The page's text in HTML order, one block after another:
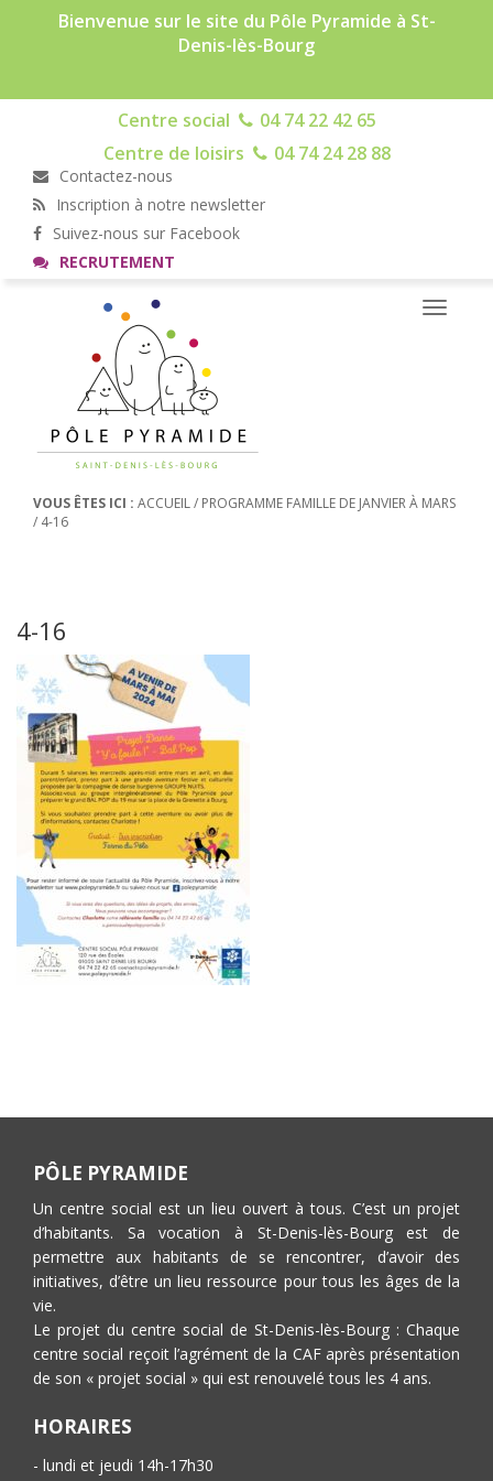
Bienvenue sur le site du Pôle Pyramide à St-
Denis-lès-Bourg
Centre social
04 74 22 42 65
Centre de loisirs
04 74 24 28 88
Contactez-nous
Inscription à notre newsletter
Suivez-nous sur Facebook
RECRUTEMENT
Toggle
VOUS ÊTES ICI : ACCUEIL/ PROGRAMME FAMILLE DE JANVIER À MARS
/ 4-16
4-16
PÔLE PYRAMIDE
Un centre social est un lieu ouvert à tous. C’est un projet
d’habitants. Sa vocation à St-Denis-lès-Bourg est de
permettre aux habitants de se rencontrer, d’avoir des
initiatives, d’être un lieu ressource pour tous les âges de la
vie.
Le projet du centre social de St-Denis-lès-Bourg : Chaque
centre social reçoit l’agrément de la CAF après présentation
de son « projet social » qui est renouvelé tous les 4 ans.
HORAIRES
- lundi et jeudi 14h-17h30